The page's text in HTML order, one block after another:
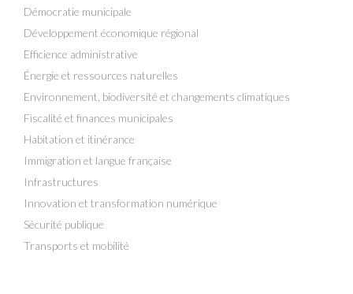
Démocratie municipale
Développement économique régional
Efficience administrative
Énergie et ressources naturelles
Environnement, biodiversité et changements climatiques
Fiscalité et finances municipales
Habitation et itinérance
Immigration et langue française
Infrastructures
Innovation et transformation numérique
Sécurité publique
Transports et mobilité